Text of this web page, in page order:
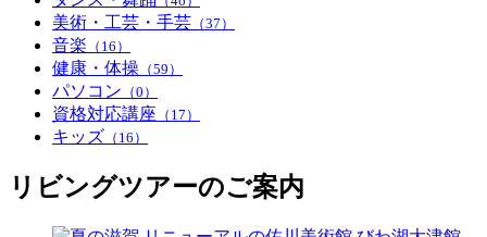
美術・工芸・手芸 （37）
音楽 （16）
健康・体操 （59）
パソコン （0）
資格対応講座 （17）
キッズ （16）
リビングツアーのご案内